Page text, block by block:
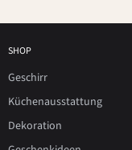
SHOP
Geschirr
Küchenausstattung
Dekoration